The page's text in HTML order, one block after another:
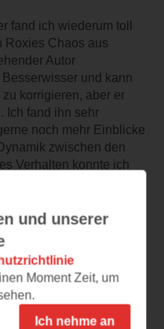
fand ich wiederum toll
Roxies Chaos aus
Autor
und kann
korrigieren, aber er
Ich fand ihn sehr
noch mehr Einblicke
zwischen den
Verhalten konnte ich
so fühlen.
und unterhaltsam,
muss, dass viele
absurd sind, und eine
war wirklich mehr als
beiden das Oberhaupt
als Buchclub tarnt,
und unserer
Moment Zeit, um
Ich nehme an